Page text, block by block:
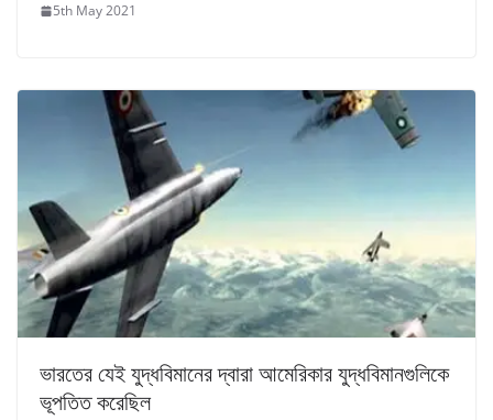
5th May 2021
ভারতের যেই যুদ্ধবিমানের দ্বারা আমেরিকার যুদ্ধবিমানগুলিকে
ভূপতিত করেছিল